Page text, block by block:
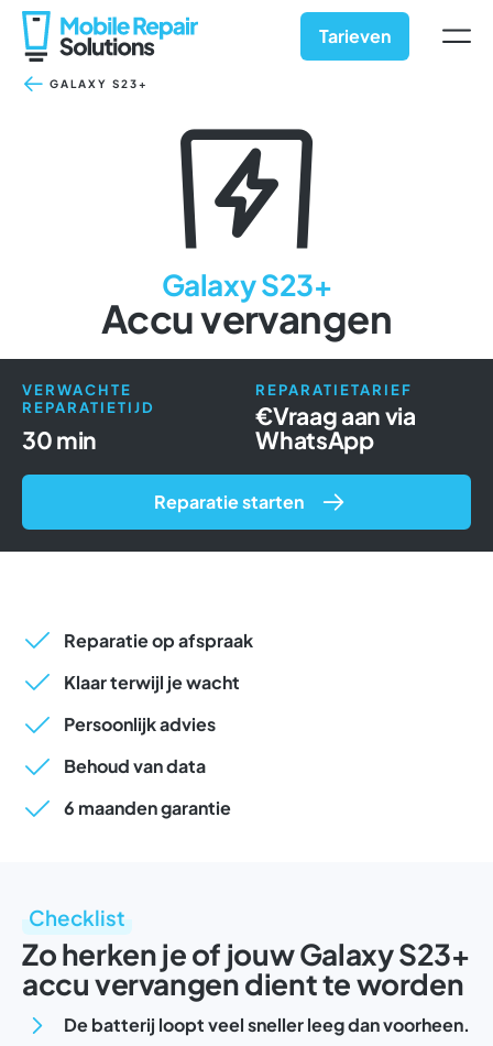
naar
inhoud
Tarieven
GALAXY S23+
Galaxy S23+
Accu vervangen
REPARATIETARIEF
€Vraag aan via
WhatsApp
VERWACHTE
REPARATIETIJD
30 min
Reparatie starten
Reparatie op afspraak
Klaar terwijl je wacht
Persoonlijk advies
Behoud van data
6 maanden garantie
Checklist
Zo herken je of jouw Galaxy S23+
accu vervangen dient te worden
De batterij loopt veel sneller leeg dan voorheen.